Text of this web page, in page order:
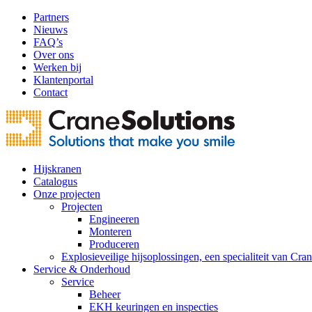
Partners
Nieuws
FAQ’s
Over ons
Werken bij
Klantenportal
Contact
Hijskranen
Catalogus
Onze projecten
Projecten
Engineeren
Monteren
Produceren
Explosieveilige hijsoplossingen, een specialiteit van
Service & Onderhoud
Service
Beheer
EKH keuringen en inspecties